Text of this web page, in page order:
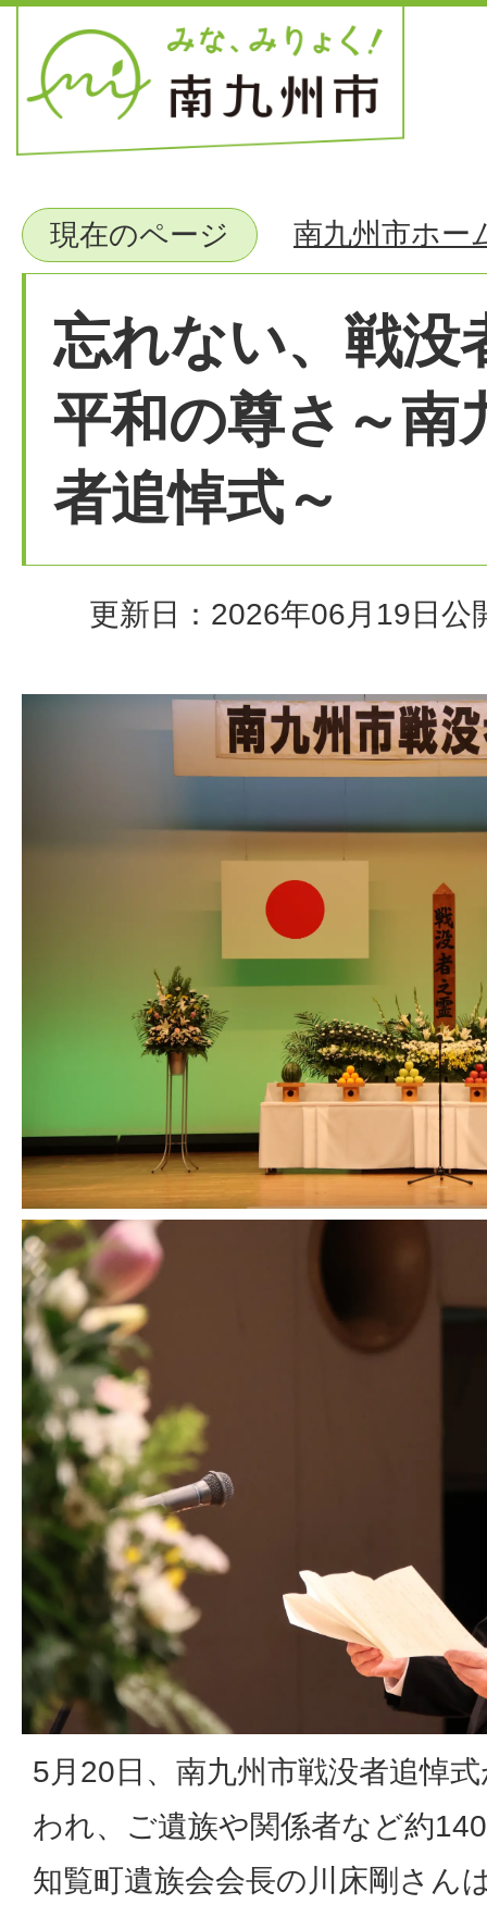
現在のページ 南九州市ホー
忘れない、戦没
平和の尊さ～南
者追悼式～
更新日：2026年06月19日 公
5月20日、南九州市戦没者追悼
われ、ご遺族や関係者など約
知覧町遺族会会長の川床剛さん